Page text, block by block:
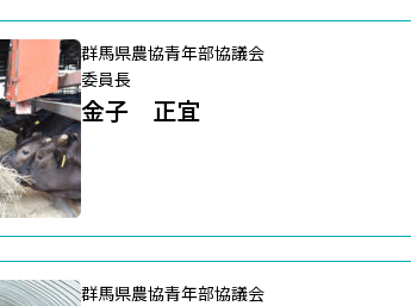
群馬県農協青年部協議会
委員長
金子 正宜
群馬県農協青年部協議会